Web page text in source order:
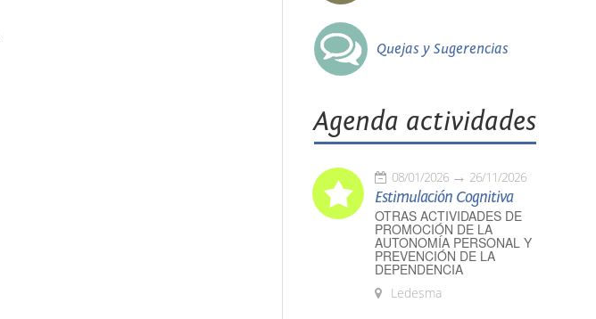
Quejas y Sugerencias
Agenda actividades
08/01/2026 26/11/2026
Estimulación Cognitiva
OTRAS ACTIVIDADES DE
PROMOCIÓN DE LA
AUTONOMÍA PERSONAL Y
PREVENCIÓN DE LA
DEPENDENCIA
Ledesma